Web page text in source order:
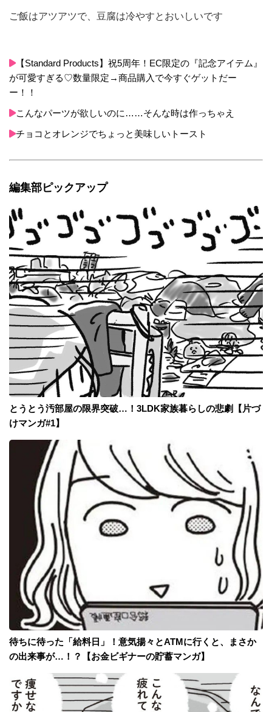
ご飯はアツアツで、豆腐は冷やすとおいしいです
【Standard Products】祝5周年！EC限定の『記念アイテム』
が可愛すぎる♡数量限定→商品購入で今すぐゲットだー
ー！！
こんなパーツが欲しいのに……そんな時は作っちゃえ
チョコとオレンジでちょっと美味しいトースト
編集部ピックアップ
とうとう汚部屋の限界突破…！3LDK家族暮らしの悲劇【片づ
けマンガ#1】
待ちに待った「給料日」！意気揚々とATMに行くと、まさか
の出来事が…！？【お金ビギナーの貯蓄マンガ】